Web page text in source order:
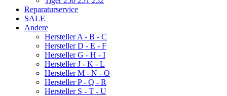
Reparaturservice
SALE
Andere
Hersteller A - B - C
Hersteller D - E - F
Hersteller G - H - I
Hersteller J - K - L
Hersteller M - N - O
Hersteller P - Q - R
Hersteller S - T - U